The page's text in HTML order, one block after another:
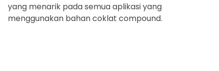
yang menarik pada semua aplikasi yang
menggunakan bahan coklat compound.